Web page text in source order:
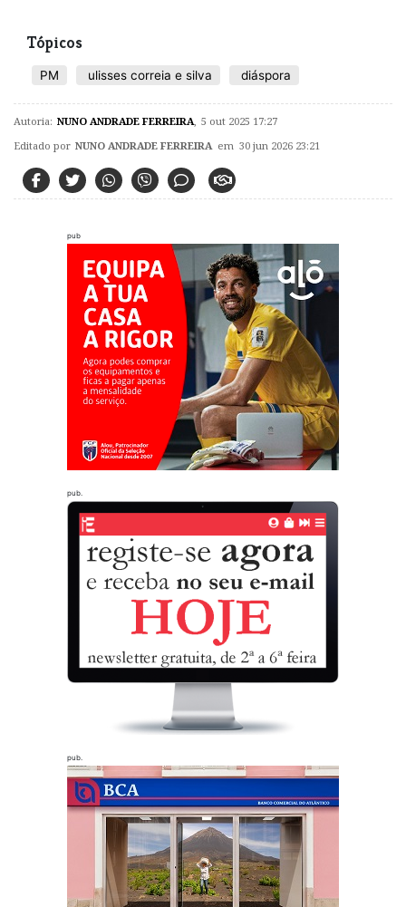
Tópicos
PM ulisses correia e silva diáspora
Autoria: NUNO ANDRADE FERREIRA 5 out 2025 17:27
Editado por NUNO ANDRADE FERREIRA em 30 jun 2026 23:21
pub
pub.
pub.